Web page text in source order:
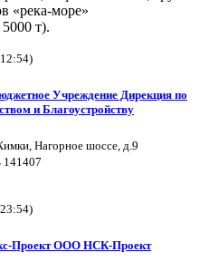
«река-море»
т).
Учреждение Дирекция по
и Благоустройству
Нагорное шоссе, д.9
141407
Проект ООО НСК-Проект